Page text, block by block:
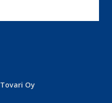
Tovari Oy